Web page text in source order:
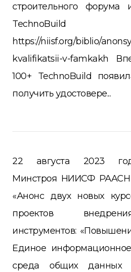
строительного форума
TechnoBuild
https://niisf.org/biblio/
kvalifikatsii-v-famkakh
100+ TechnoBuild
получить удостовере...
22 августа 2023
Минстроя НИИСФ РААСН
«Анонс двух новых
проектов
инструментов:
Единое
среда общих данных